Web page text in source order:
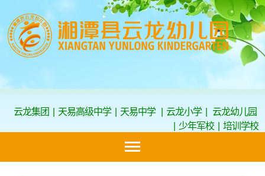
云龙集团 天易高级中学| 天易中学 云龙小学|
云龙幼儿园
少年军校| 培训学校